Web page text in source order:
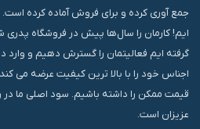
جمع آوری کرده و برای فروش آماده کرده
ایم! کارمان را سال‌ها پیش در فروشگاه
گرفته ایم فعالیتمان را گسترش دهیم و
اجناس خود را با بالا ترین کیفیت عرضه می
قیمت ممکن را داشته باشیم. سود اصلی ما
عزیزان است.